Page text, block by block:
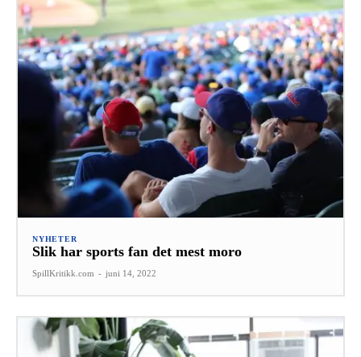
NYHETER
Slik har sports fan det mest moro
SpillKritikk.com - juni 14, 2022